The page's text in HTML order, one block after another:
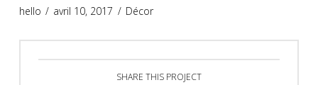
hello avril 10, 2017 Décor
SHARE THIS PROJECT